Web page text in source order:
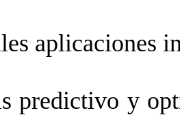
aplicaciones
predictivo y